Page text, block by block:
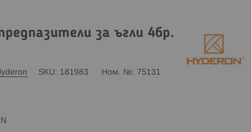
за ъгли 4бр.
SKU 181983 Ном. № 75131